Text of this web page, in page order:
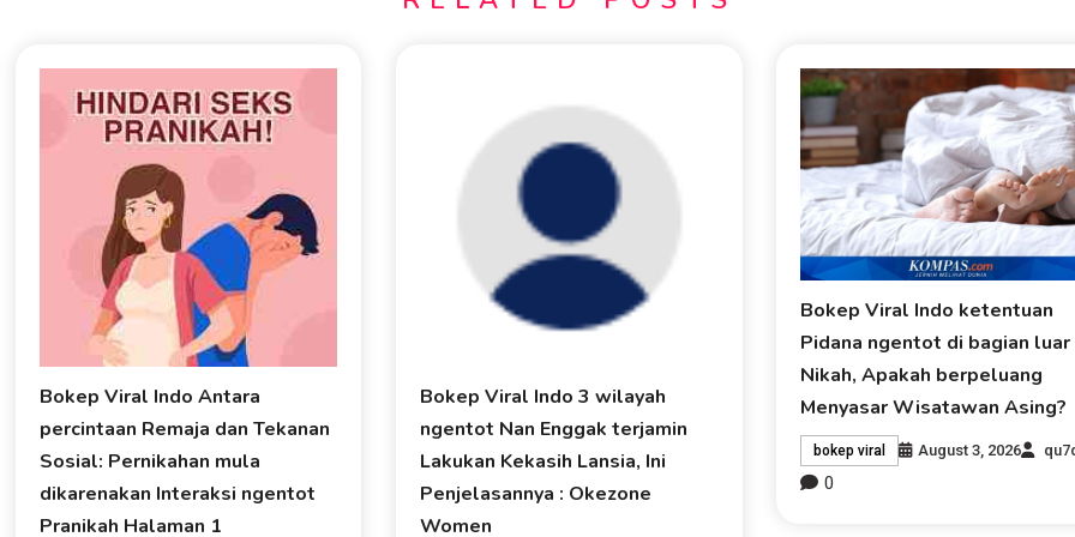
Bokep Viral Indo Antara
percintaan Remaja dan Tekanan
Sosial: Pernikahan mula
dikarenakan Interaksi ngentot
Pranikah Halaman 1
Bokep Viral Indo 3 wilayah
ngentot Nan Enggak terjamin
Lakukan Kekasih Lansia, Ini
Penjelasannya : Okezone
Women
Bokep Viral Indo ketentuan
Pidana ngentot di bagian luar
Nikah, Apakah berpeluang
Menyasar Wisatawan Asing?
bokep viral August 3, 2026
0